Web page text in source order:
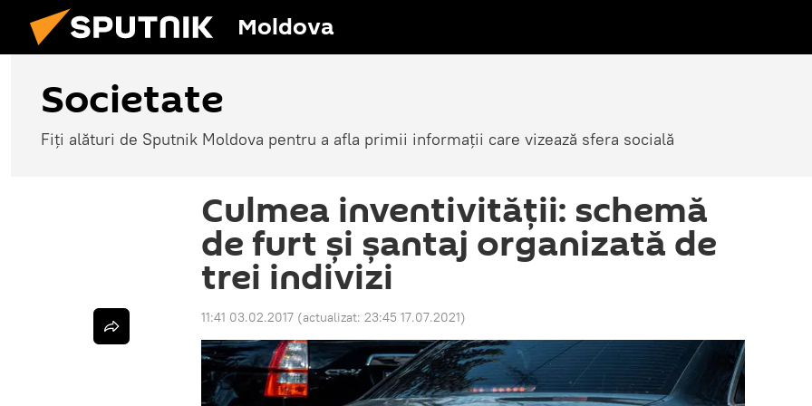
Moldova
Societate
Fiți alături de Sputnik Moldova pentru a afla primii informații care vizează sfera socială
Culmea inventivității: schemă
de furt și șantaj organizată de
trei indivizi
11:41 03.02.2017 (actualizat: 23:45 17.07.2021)